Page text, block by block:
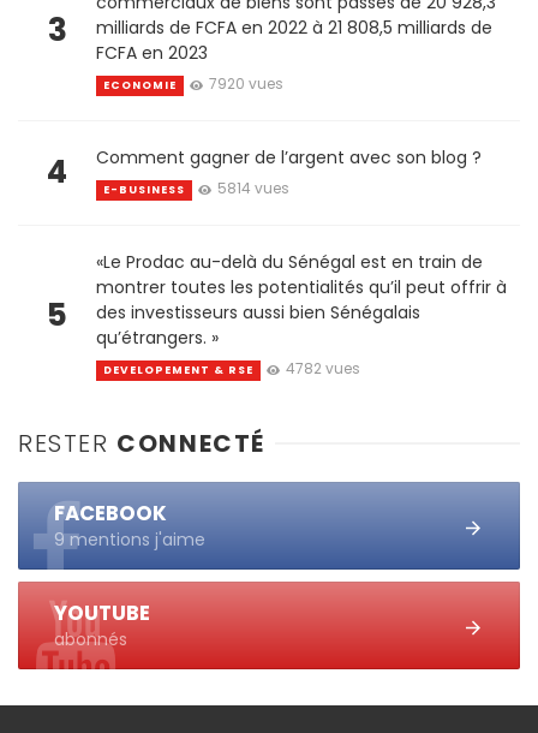
3
milliards de FCFA en 2022 à 21 808,5 milliards de
FCFA en 2023
ECONOMIE 7920 vues
4 Comment gagner de l’argent avec son blog ?
E-BUSINESS 5814 vues
5
«Le Prodac au-delà du Sénégal est en train de
montrer toutes les potentialités qu’il peut offrir à
des investisseurs aussi bien Sénégalais
qu’étrangers. »
DEVELOPEMENT & RSE 4782 vues
RESTER CONNECTÉ
FACEBOOK
9 mentions j'aime
YOUTUBE
abonnés